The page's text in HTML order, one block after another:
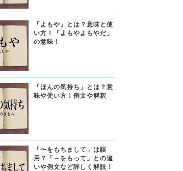
「よもや」とは？意味と使
い方！「よもやよもやだ」
の意味！
「ほんの気持ち」とは？意
味や使い方！例文や解釈
「〜をもちまして」は誤
用？「～をもって」との違
いや例文など詳しく解説！